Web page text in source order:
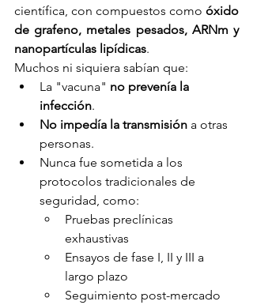
científica, con compuestos como óxido
de grafeno, metales pesados, ARNm y
nanopartículas lipídicas.
Muchos ni siquiera sabían que:
La "vacuna" no prevenía la
infección.
No impedía la transmisión a otras
personas.
Nunca fue sometida a los
protocolos tradicionales de
seguridad, como:
Pruebas preclínicas
exhaustivas
Ensayos de fase I, II y III a
largo plazo
Seguimiento post-mercado